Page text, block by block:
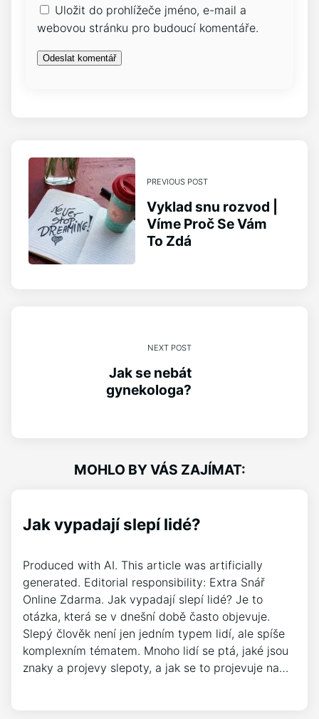
Uložit do prohlížeče jméno, e-mail a
webovou stránku pro budoucí komentáře.
PREVIOUS POST
Vyklad snu rozvod |
Víme Proč Se Vám
To Zdá
NEXT POST
Jak se nebát
gynekologa?
MOHLO BY VÁS ZAJÍMAT:
Jak vypadají slepí lidé?
Produced with AI. This article was artificially
generated. Editorial responsibility: Extra Snář
Online Zdarma. Jak vypadají slepí lidé? Je to
otázka, která se v dnešní době často objevuje.
Slepý člověk není jen jedním typem lidí, ale spíše
komplexním tématem. Mnoho lidí se ptá, jaké jsou
znaky a projevy slepoty, a jak se to projevuje na…